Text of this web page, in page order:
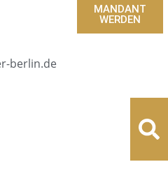
MANDANT
WERDEN
berlin.de